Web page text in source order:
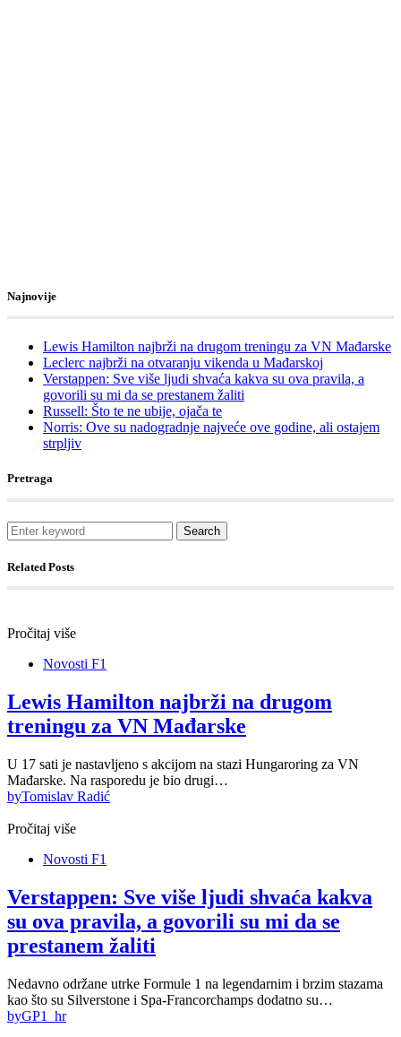
Najnovije
Lewis Hamilton najbrži na drugom treningu za VN Mađarske
Leclerc najbrži na otvaranju vikenda u Mađarskoj
Verstappen: Sve više ljudi shvaća kakva su ova pravila, a
govorili su mi da se prestanem žaliti
Russell: Što te ne ubije, ojača te
Norris: Ove su nadogradnje najveće ove godine, ali ostajem
strpljiv
Pretraga
Search
Related Posts
Pročitaj više
Novosti F1
Lewis Hamilton najbrži na drugom
treningu za VN Mađarske
U 17 sati je nastavljeno s akcijom na stazi Hungaroring za VN
Mađarske. Na rasporedu je bio drugi…
byTomislav Radić
Pročitaj više
Novosti F1
Verstappen: Sve više ljudi shvaća kakva
su ova pravila, a govorili su mi da se
prestanem žaliti
Nedavno održane utrke Formule 1 na legendarnim i brzim stazama
kao što su Silverstone i Spa-Francorchamps dodatno su…
byGP1_hr